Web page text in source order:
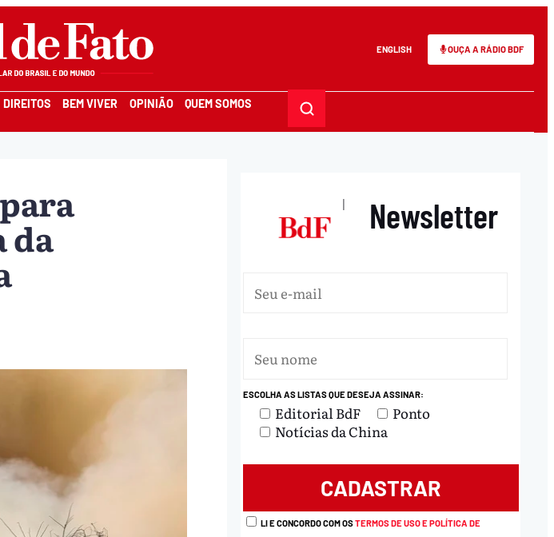
ENGLISH OUÇA A RÁDIO BDF
DIREITOS BEM VIVER OPINIÃO QUEM SOMOS
da
| Newsletter
ESCOLHA AS LISTAS QUE DESEJA ASSINAR:
Editorial BdF
Ponto
Notícias da China
LI E CONCORDO COM OSTERMOS DE USO E POLÍTICA DE